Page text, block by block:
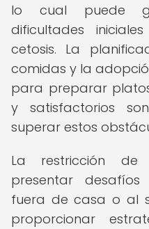
lo cual puede
dificultades
cetosis. La
comidas y la
para preparar
y satisfactorios
superar estos
La restricción de
presentar
fuera de casa o al
proporcionar